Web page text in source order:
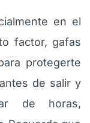
en el
factor, gafas
protegerte
de salir y
de horas,